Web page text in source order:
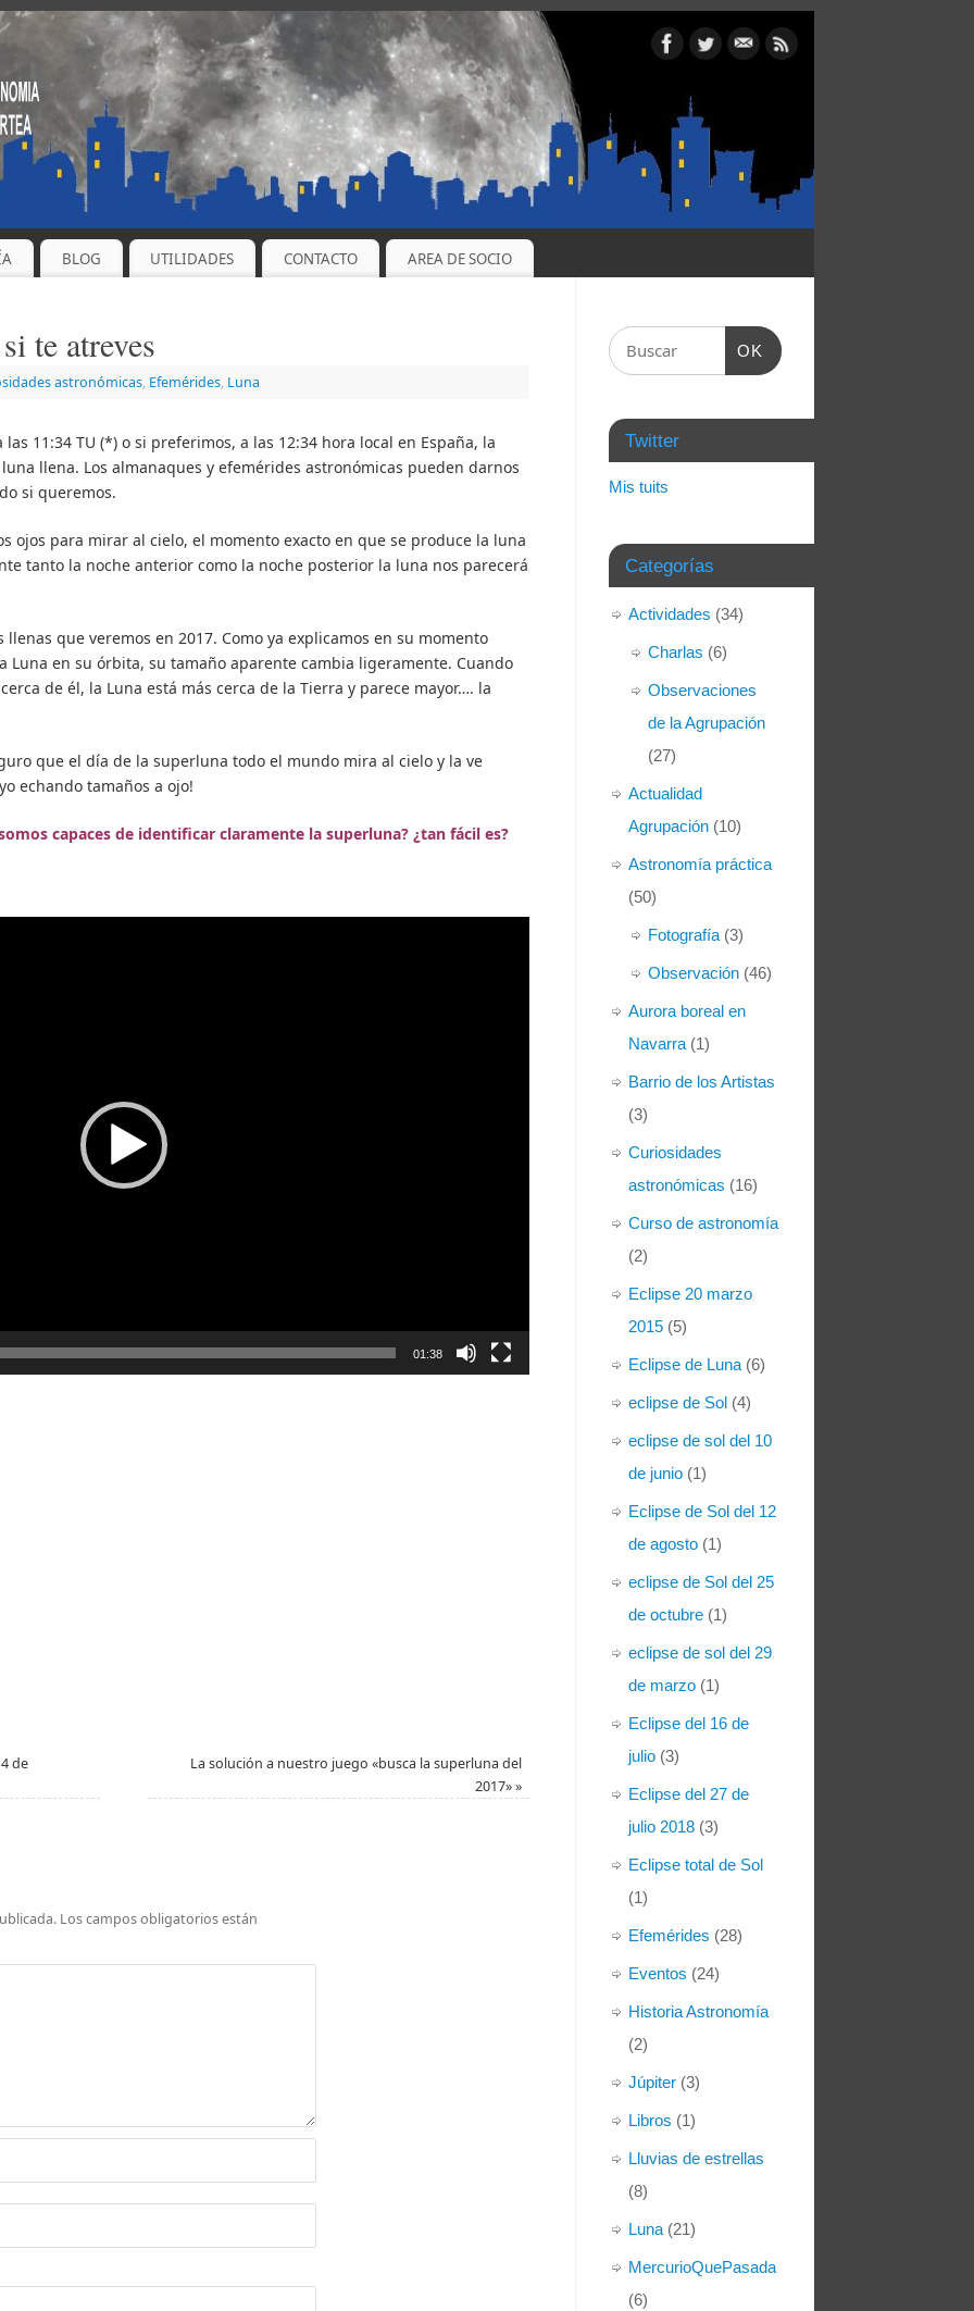
BLOG UTILIDADES CONTACTO AREA DE SOCIO
te atreves
astronómicas, Efemérides, Luna
las 11:34 TU (*) o si preferimos, a las 12:34 hora local en España, la
llena. Los almanaques y efemérides astronómicas pueden darnos
si queremos.
ojos para mirar al cielo, el momento exacto en que se produce la luna
tanto la noche anterior como la noche posterior la luna nos parecerá
que veremos en 2017. Como ya explicamos en su momento
Luna en su órbita, su tamaño aparente cambia ligeramente. Cuando
de él, la Luna está más cerca de la Tierra y parece mayor…. la
que el día de la superluna todo el mundo mira al cielo y la ve
echando tamaños a ojo!
capaces de identificar claramente la superluna? ¿tan fácil es?
01:38
de
La solución a nuestro juego «busca la superluna del
2017»»
Los campos obligatorios están
OK
Twitter
Mis tuits
Categorías
Actividades (34)
Charlas (6)
Observaciones
de la Agrupación
(27)
Actualidad
Agrupación (10)
Astronomía práctica
(50)
Fotografía (3)
Observación (46)
Aurora boreal en
Navarra (1)
Barrio de los Artistas
(3)
Curiosidades
astronómicas (16)
Curso de astronomía
(2)
Eclipse 20 marzo
2015 (5)
Eclipse de Luna (6)
eclipse de Sol (4)
eclipse de sol del 10
de junio (1)
Eclipse de Sol del 12
de agosto (1)
eclipse de Sol del 25
de octubre (1)
eclipse de sol del 29
de marzo (1)
Eclipse del 16 de
julio (3)
Eclipse del 27 de
julio 2018 (3)
Eclipse total de Sol
(1)
Efemérides (28)
Eventos (24)
Historia Astronomía
(2)
Júpiter (3)
Libros (1)
Lluvias de estrellas
(8)
Luna (21)
MercurioQuePasada
(6)